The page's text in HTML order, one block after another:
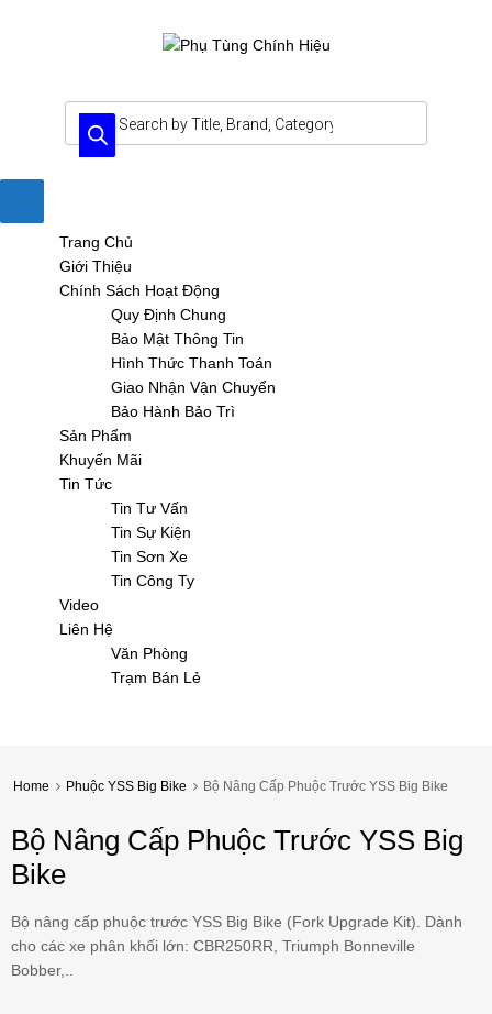
Trang Chủ
Giới Thiệu
Chính Sách Hoạt Động
Quy Định Chung
Bảo Mật Thông Tin
Hình Thức Thanh Toán
Giao Nhận Vận Chuyển
Bảo Hành Bảo Trì
Sản Phẩm
Khuyến Mãi
Tin Tức
Tin Tư Vấn
Tin Sự Kiện
Tin Sơn Xe
Tin Công Ty
Video
Liên Hệ
Văn Phòng
Trạm Bán Lẻ
Home Phuộc YSS Big Bike Bộ Nâng Cấp Phuộc Trước YSS Big Bike
Bộ Nâng Cấp Phuộc Trước YSS Big
Bike
Bộ nâng cấp phuộc trước YSS Big Bike (Fork Upgrade Kit). Dành
cho các xe phân khối lớn: CBR250RR, Triumph Bonneville
Bobber,..